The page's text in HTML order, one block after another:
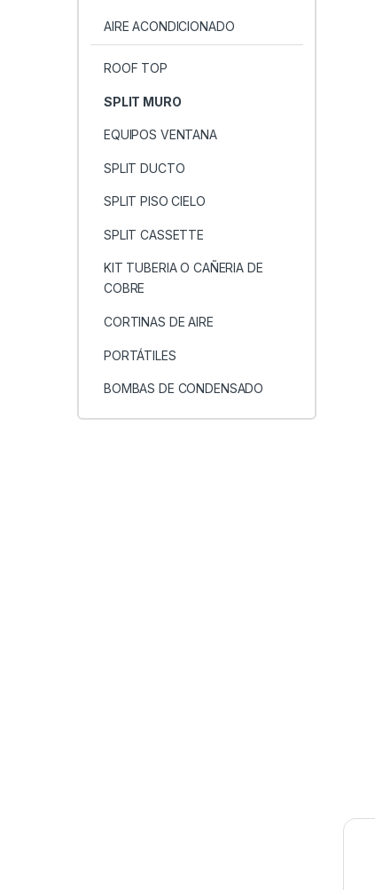
AIRE ACONDICIONADO
ROOF TOP
SPLIT MURO
EQUIPOS VENTANA
SPLIT DUCTO
SPLIT PISO CIELO
SPLIT CASSETTE
KIT TUBERIA O CAÑERIA DE
COBRE
CORTINAS DE AIRE
PORTÁTILES
BOMBAS DE CONDENSADO